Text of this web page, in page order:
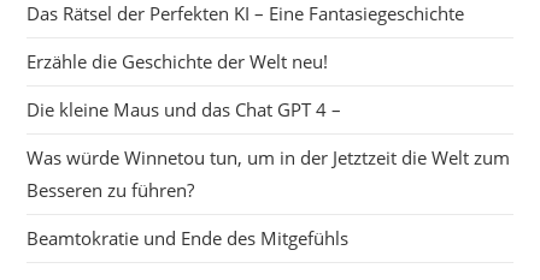
Das Rätsel der Perfekten KI – Eine Fantasiegeschichte
Erzähle die Geschichte der Welt neu!
Die kleine Maus und das Chat GPT 4 –
Was würde Winnetou tun, um in der Jetztzeit die Welt zum
Besseren zu führen?
Beamtokratie und Ende des Mitgefühls